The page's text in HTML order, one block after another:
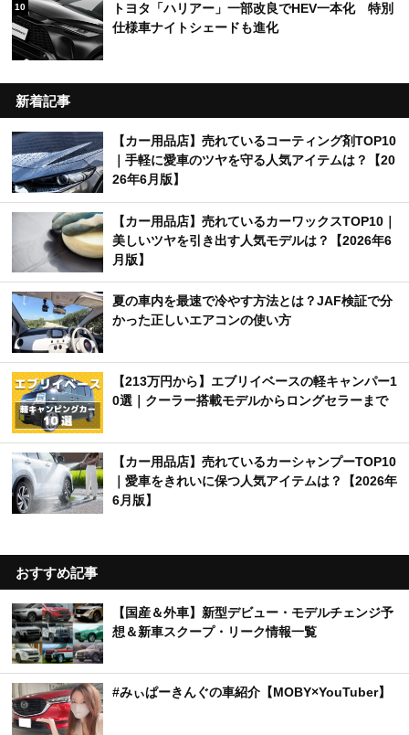
10
トヨタ「ハリアー」一部改良でHEV一本化 特別
仕様車ナイトシェードも進化
新着記事
【カー用品店】売れているコーティング剤TOP10
｜手軽に愛車のツヤを守る人気アイテムは？【20
26年6月版】
【カー用品店】売れているカーワックスTOP10｜
美しいツヤを引き出す人気モデルは？【2026年6
月版】
夏の車内を最速で冷やす方法とは？JAF検証で分
かった正しいエアコンの使い方
【213万円から】エブリイベースの軽キャンパー1
0選｜クーラー搭載モデルからロングセラーまで
【カー用品店】売れているカーシャンプーTOP10
｜愛車をきれいに保つ人気アイテムは？【2026年
6月版】
おすすめ記事
【国産＆外車】新型デビュー・モデルチェンジ予
想＆新車スクープ・リーク情報一覧
#みぃぱーきんぐの車紹介【MOBY×YouTuber】